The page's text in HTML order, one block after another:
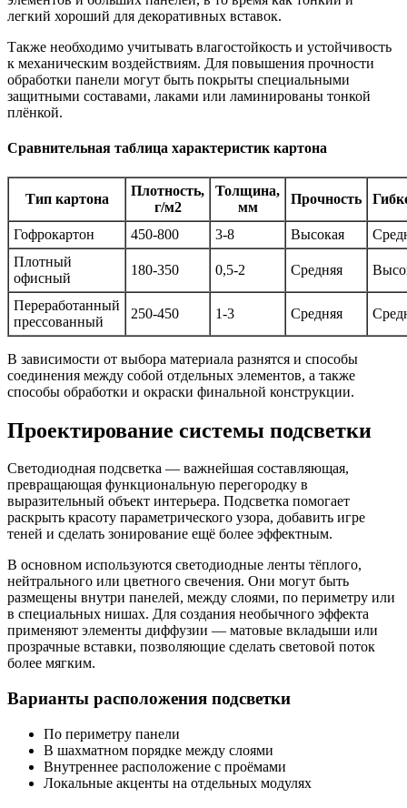
легкий хороший для декоративных вставок.
Также необходимо учитывать влагостойкость и устойчивость
к механическим воздействиям. Для повышения прочности
обработки панели могут быть покрыты специальными
защитными составами, лаками или ламинированы тонкой
плёнкой.
Сравнительная таблица характеристик картона
Тип картона
Плотность,
г/м2
Толщина,
мм
Прочность
Гофрокартон 450-800 3-8 Высокая
Плотный
офисный
180-350 0,5-2 Средняя
Переработанный
прессованный
250-450 1-3 Средняя
В зависимости от выбора материала разнятся и способы
соединения между собой отдельных элементов, а также
способы обработки и окраски финальной конструкции.
Проектирование системы подсветки
Светодиодная подсветка — важнейшая составляющая,
превращающая функциональную перегородку в
выразительный объект интерьера. Подсветка помогает
раскрыть красоту параметрического узора, добавить игре
теней и сделать зонирование ещё более эффектным.
В основном используются светодиодные ленты тёплого,
нейтрального или цветного свечения. Они могут быть
размещены внутри панелей, между слоями, по периметру или
в специальных нишах. Для создания необычного эффекта
применяют элементы диффузии — матовые вкладыши или
прозрачные вставки, позволяющие сделать световой поток
более мягким.
Варианты расположения подсветки
По периметру панели
В шахматном порядке между слоями
Внутреннее расположение с проёмами
Локальные акценты на отдельных модулях